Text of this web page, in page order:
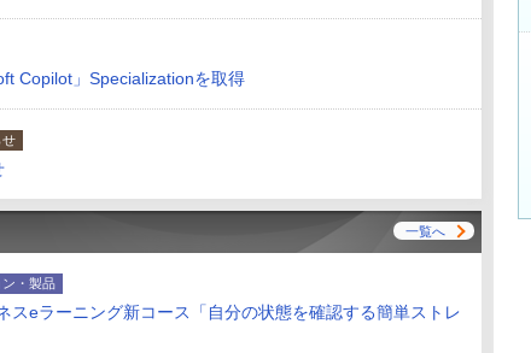
Copilot」Specializationを取得
せ
一覧へ
・製品
スeラーニング新コース「自分の状態を確認する簡単ストレ